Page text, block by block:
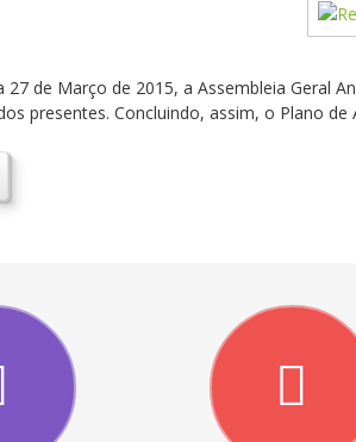
27 de Março de 2015, a Assembleia Geral
presentes. Concluindo, assim, o Plano